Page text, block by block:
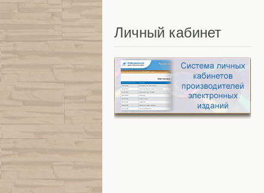
Личный кабинет